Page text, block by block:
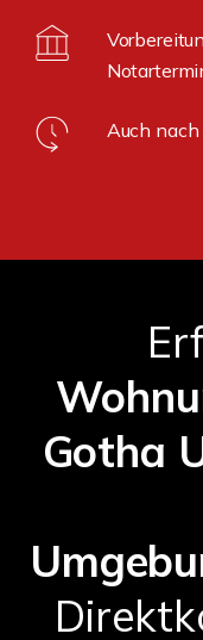
Auch
Gotha